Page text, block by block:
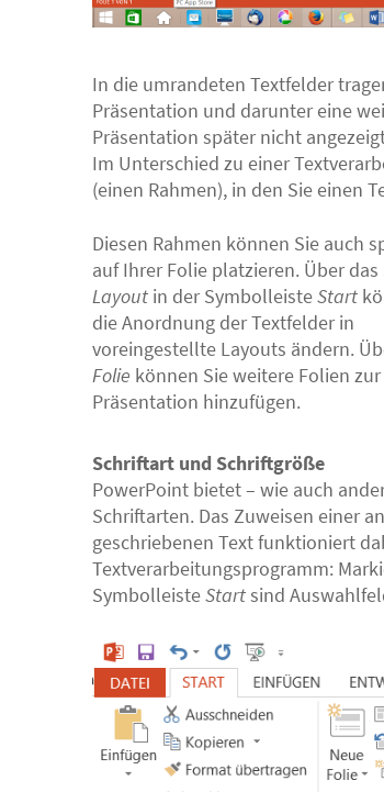
In die umrandeten Textfelder
Präsentation und darunter eine
Präsentation später nicht
Im Unterschied zu einer
(einen Rahmen), in den Sie einen
Diesen Rahmen können Sie auch
auf Ihrer Folie platzieren. Über
Layout in der SymbolleisteStart
die Anordnung der Textfelder in
voreingestellte Layouts ändern.
Folie können Sie weitere Folien zur
Präsentation hinzufügen.
Schriftart und Schriftgröße
PowerPoint bietet – wie auch
Schriftarten. Das Zuweisen einer
geschriebenen Text funktioniert
Textverarbeitungsprogramm:
SymbolleisteStartsind